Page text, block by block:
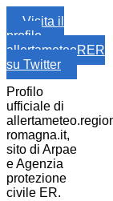
Visita il
profilo
allertameteoRER
su Twitter
Profilo
ufficiale di
romagna.it,
sito di Arpae
e Agenzia
protezione
civile ER.